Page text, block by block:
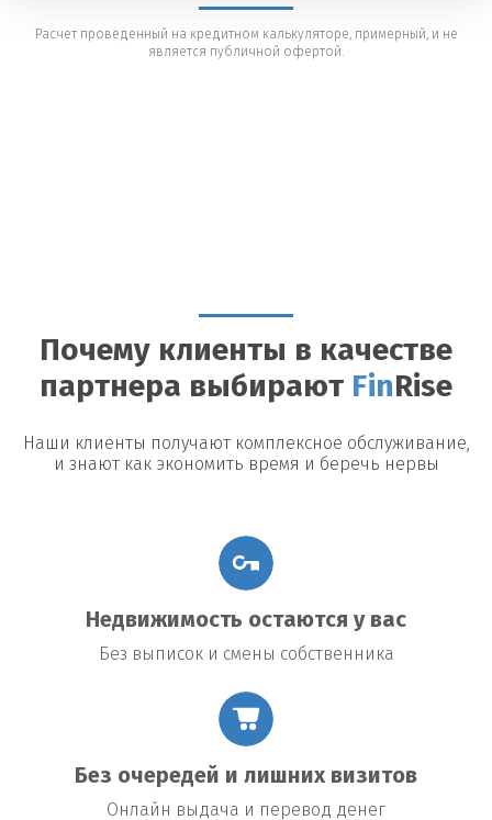
Расчет проведенный на кредитном калькуляторе, примерный, и не
является публичной офертой.
Почему клиенты в качестве
партнера выбирают Fin Rise
Наши клиенты получают комплексное обслуживание,
и знают как экономить время и беречь нервы
Недвижимость остаются у вас
Без выписок и смены собственника
Без очередей и лишних визитов
Онлайн выдача и перевод денег